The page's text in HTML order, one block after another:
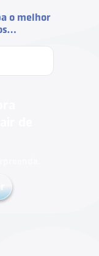
o melhor